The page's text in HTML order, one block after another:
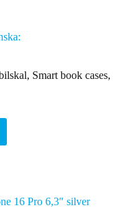
, Smart book cases,
16 Pro 6,3″ silver